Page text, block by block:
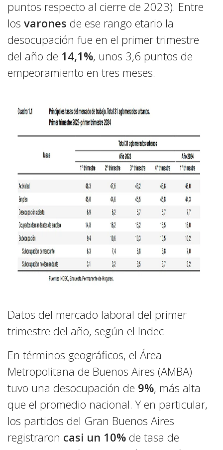
puntos respecto al cierre de 2023). Entre
los varones de ese rango etario la
desocupación fue en el primer trimestre
del año de 14,1%, unos 3,6 puntos de
empeoramiento en tres meses.
Datos del mercado laboral del primer
trimestre del año, según el Indec
En términos geográficos, el Área
Metropolitana de Buenos Aires (AMBA)
tuvo una desocupación de 9%, más alta
que el promedio nacional. Y en particular,
los partidos del Gran Buenos Aires
registraron casi un 10% de tasa de